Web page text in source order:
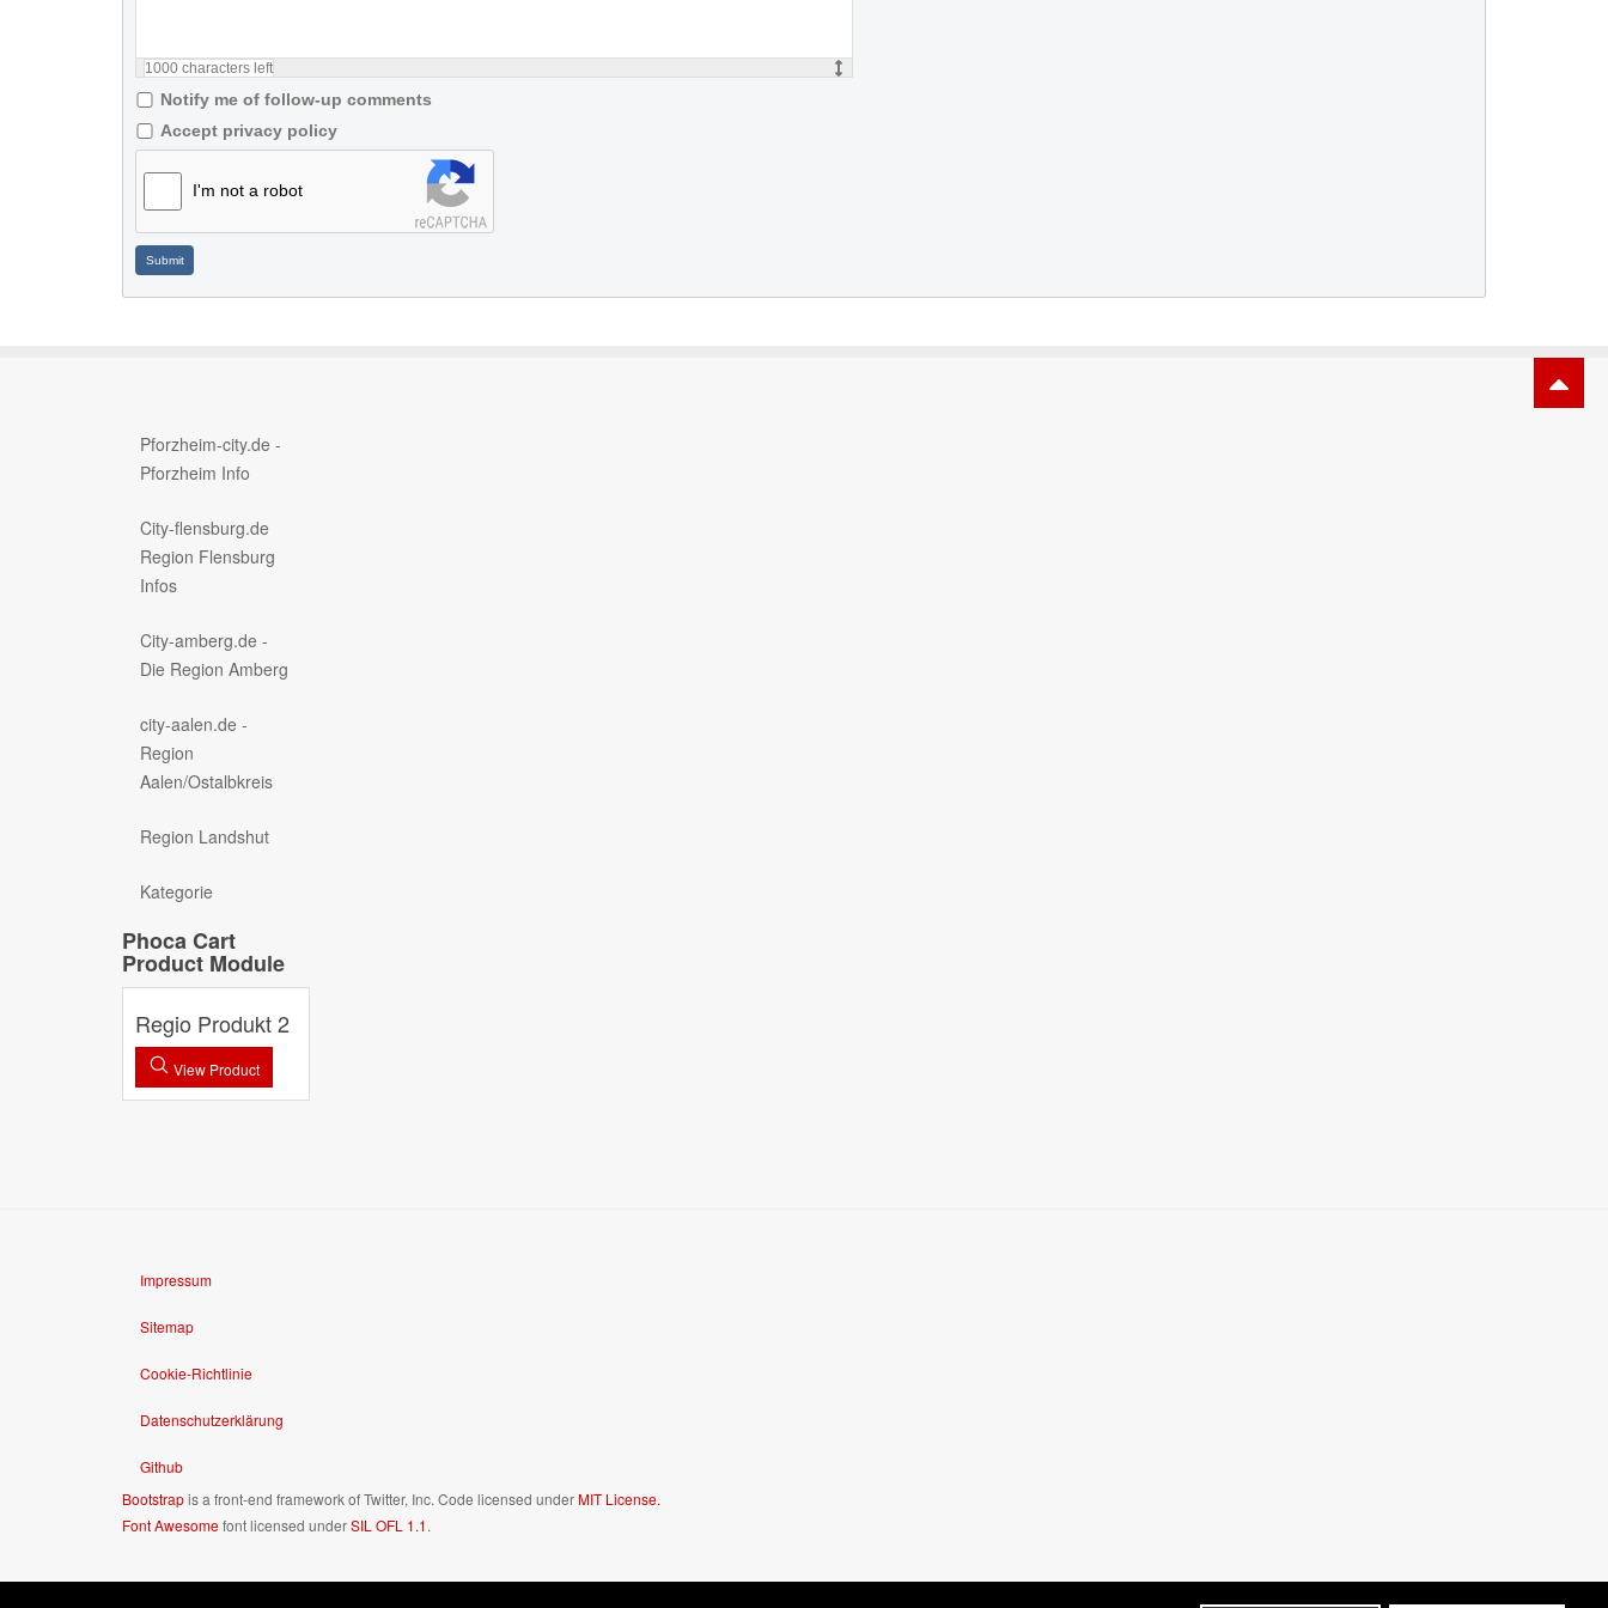
1000 characters left
Notify me of follow-up comments
Accept privacy policy
I'm not a robot
Submit
Pforzheim-city.de -
Pforzheim Info
City-flensburg.de
Region Flensburg
Infos
City-amberg.de -
Die Region Amberg
city-aalen.de -
Region
Aalen/Ostalbkreis
Region Landshut
Kategorie
Phoca Cart
Product Module
Regio Produkt 2
View Product
Impressum
Sitemap
Cookie-Richtlinie
Datenschutzerklärung
Github
Bootstrapis a front-end framework of Twitter, Inc. Code licensed underMIT License.
Font Awesomefont licensed underSIL OFL 1.1.